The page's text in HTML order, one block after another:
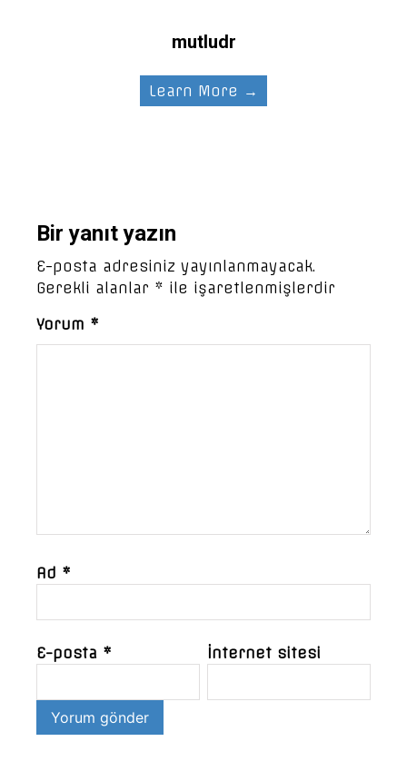
mutludr
Learn More →
Bir yanıt yazın
E-posta adresiniz yayınlanmayacak.
Gerekli alanlar * ile işaretlenmişlerdir
Yorum *
Ad *
E-posta * İnternet sitesi